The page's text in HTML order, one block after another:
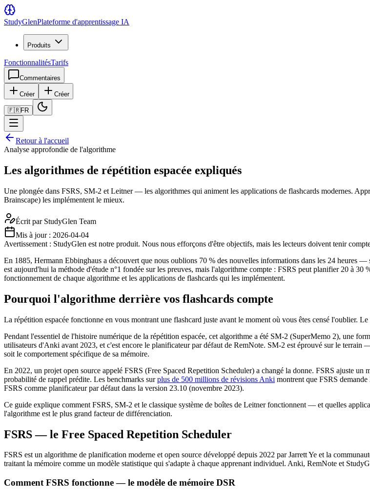
StudyGlenPlateforme d'apprentissage IA
Produits
FonctionnalitésTarifs
Commentaires
Créer Créer
🇫🇷FR
Retour à l'accueil
Analyse approfondie de l'algorithme
Les algorithmes de répétition espacée expliqués
Une plongée dans FSRS, SM-2 et Leitner — les algorithmes qui animent les applications de flashcards modernes.
Brainscape) les implémentent le mieux.
Écrit par StudyGlen Team
Mis à jour : 2026-04-04
Avertissement : StudyGlen est notre produit. Nous nous efforçons d'être objectifs, mais les lecteurs doivent tenir
En 1885, Hermann Ebbinghaus a découvert que nous oublions 70 % des nouvelles informations dans les 24 heures
est aujourd'hui la méthode d'étude n°1 fondée sur les preuves, mais l'algorithme compte : FSRS peut planifier 20 à
fonctionnement de chaque algorithme et les applications de flashcards qui les implémentent.
Pourquoi l'algorithme derrière vos flashcards compte
La répétition espacée fonctionne en vous montrant une flashcard juste avant le moment où vous êtes censé l'oublier.
Pendant l'essentiel de l'histoire numérique de la répétition espacée, cet algorithme a été SM-2 (SuperMemo 2), une
utilisateurs d'Anki avant 2023, et c'est encore le planificateur par défaut de RemNote. SM-2 est éprouvé sur le
soit le comportement spécifique de sa mémoire.
En 2022, un projet open source appelé FSRS (Free Spaced Repetition Scheduler) a changé la donne. FSRS ajuste
probabilité de rappel prédite. Les benchmarks surplus de 500 millions de révisions Anki montrent que FSRS
FSRS comme planificateur par défaut dans la version 23.10 (novembre 2023).
Ce guide explique comment FSRS, SM-2 et le classique système de boîtes de Leitner fonctionnent — et quelles
l'algorithme est le plus grand facteur de différenciation.
FSRS — le Free Spaced Repetition Scheduler
FSRS est un algorithme de planification moderne et open source développé depuis 2022 par Jarrett Ye et la
traitant la mémoire comme un modèle statistique qui s'adapte à chaque apprenant individuel. Anki, RemNote et
Comment FSRS fonctionne — le modèle de mémoire DSR